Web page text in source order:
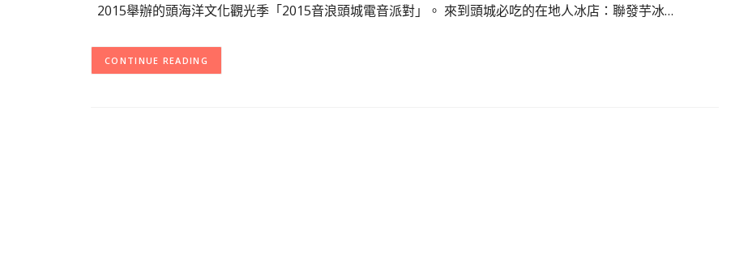
2015舉辦的頭海洋文化觀光季「2015音浪頭城電音派對」。 來到頭城必吃的在地人冰店：聯發芋冰…
CONTINUE READING